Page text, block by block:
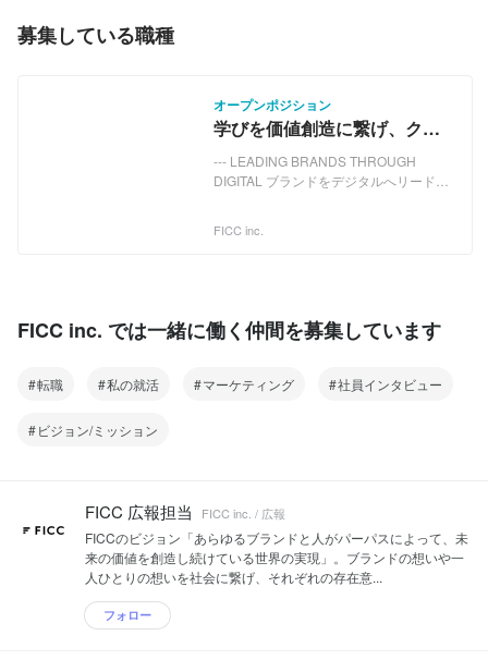
募集している職種
オープンポジション
学びを価値創造に繋げ、クラ
イアント成長を一緒にリード
する仲間を募集
--- LEADING BRANDS THROUGH
DIGITAL ブランドをデジタルへリード
ブランドを求める世界を実現し続ける ---
ドや企業が抱えるさまざまなビジネス課
題を解決するため、コンサルティングか
計・実行までを提供しています。 現代の
マーケティング課題を解決するために、
心の変化を定量的に検証する私たち独自
の手法は、多くのリーディングブランド
に採用され、ブランドの成長に貢献して
います。
FICC inc.
FICC inc. では一緒に働く仲間を募集しています
転職 私の就活 マーケティング 社員インタビュー
ビジョン/ミッション
FICC 広報担当 FICC inc. / 広報
FICCのビジョン「あらゆるブランドと人がパーパスによって、未
来の価値を創造し続けている世界の実現」。ブランドの想いや一
人ひとりの想いを社会に繋げ、それぞれの存在意...
フォロー